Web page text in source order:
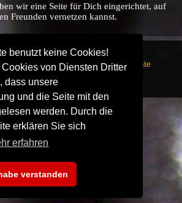
benutzt keine Cookies!
von Diensten Dritter
dass unsere
und die Seite mit den
werden. Durch die
erklären Sie sich
erfahren
verstanden
wir eine Seite für Dich eingerichtet, auf
Freunden vernetzen kannst.
GbR, 1999 - 2026,Nutzungsrechte